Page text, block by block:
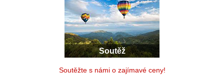
Soutěž
Soutěžte s námi o zajímavé ceny!